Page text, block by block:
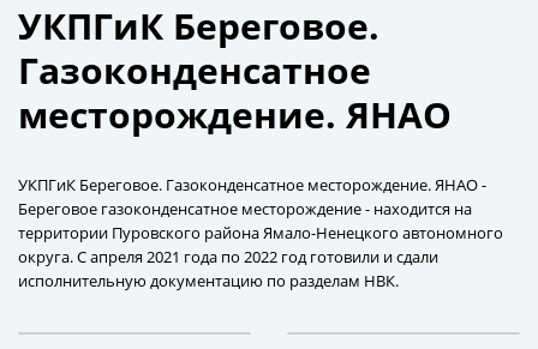
УКПГиК Береговое.
Газоконденсатное
месторождение. ЯНАО
УКПГиК Береговое. Газоконденсатное месторождение. ЯНАО -
Береговое газоконденсатное месторождение - находится на
территории Пуровского района Ямало-Ненецкого автономного
округа. С апреля 2021 года по 2022 год готовили и сдали
исполнительную документацию по разделам НВК.